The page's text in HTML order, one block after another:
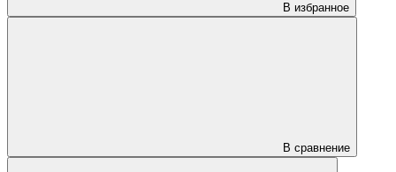
В избранное
В сравнение